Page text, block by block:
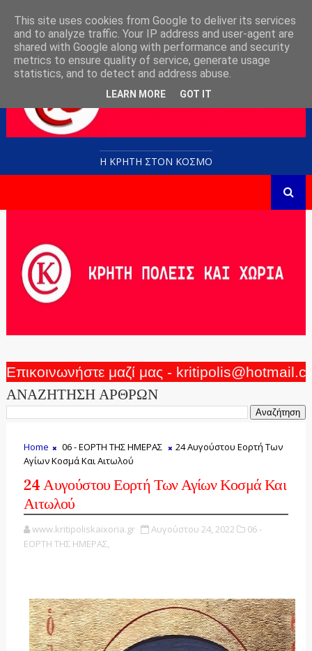
Η ΚΡΗΤΗ ΣΤΟN KOΣΜΟ
Επικοινωνήστε μαζί μας -
ΑΝΑΖΗΤΗΣΗ ΑΡΘΡΩΝ
Home 06 - ΕΟΡΤΗ ΤΗΣ ΗΜΕΡΑΣ
24 Αυγούστου Εορτή Των
Αγίων Κοσμά Και Αιτωλού
24 Αυγούστου Εορτή Των Αγίων Κοσμά Και
Αιτωλού
www.kritipoliskaixoria.gr Αυγούστου 24, 2022
06 -
ΕΟΡΤΗ ΤΗΣ ΗΜΕΡΑΣ,
This site uses cookies from Google to deliver its services
and to analyze traffic. Your IP address and user-agent are
shared with Google along with performance and security
metrics to ensure quality of service, generate usage
statistics, and to detect and address abuse.
LEARN MORE GOT IT